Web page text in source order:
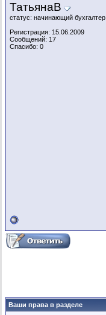
ТатьянаВ
статус: начинающий бухгалтер
Регистрация: 15.06.2009
Сообщений: 17
Спасибо: 0
Ваши права в разделе